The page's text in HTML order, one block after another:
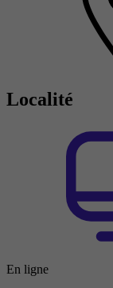
Localité
En ligne